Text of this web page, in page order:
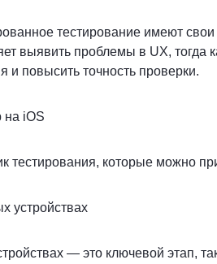
тестирование имеют
выявить проблемы в UX, тогда
и повысить точность проверки.
на iOS
тестирования, которые можно
устройствах
— это ключевой этап,